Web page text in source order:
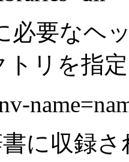
必要なヘ
トリを指
書に収録